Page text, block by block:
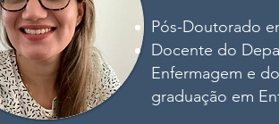
Pós-Doutorado
Docente do
Enfermagem e
graduação em